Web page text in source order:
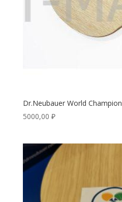
Dr.Neubauer World Champion
5000,00 ₽